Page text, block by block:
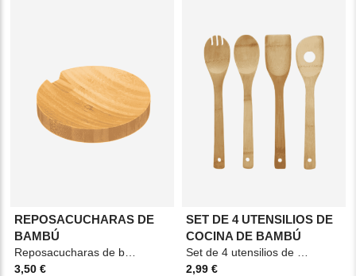
REPOSACUCHARAS DE
BAMBÚ
3,50 €
SET DE 4 UTENSILIOS DE
COCINA DE BAMBÚ
2,99 €